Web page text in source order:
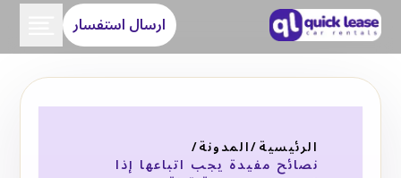
ارسال استفسار
الرئيسية/المدونة/
نصائح مفيدة يجب اتباعها إذا